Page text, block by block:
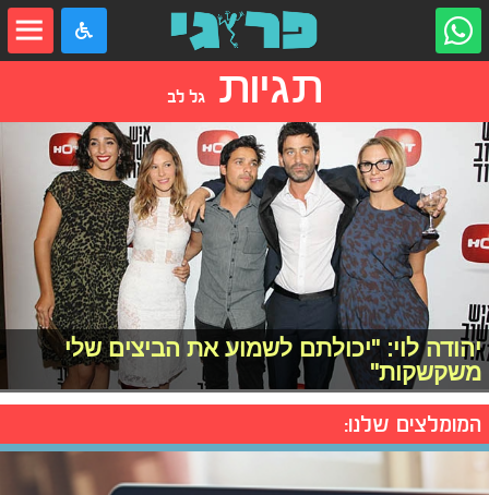
תגיותגל לב
יהודה לוי: "יכולתם לשמוע את הביצים שלי
משקשקות"
המומלצים שלנו: